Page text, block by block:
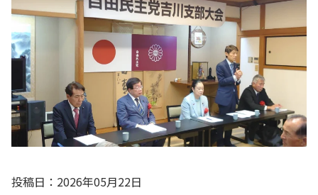
投稿日：2026年05月22日